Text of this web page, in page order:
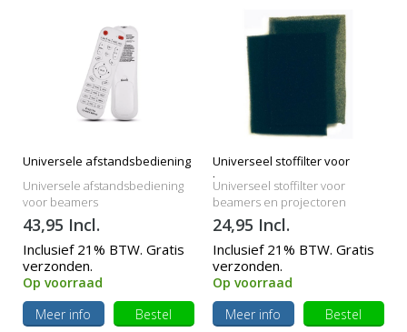
Universele afstandsbediening
Universele afstandsbediening
voor beamers
43,95 Incl.
Inclusief 21% BTW. Gratis
verzonden.
Op voorraad
Meer info
Bestel
Universeel stoffilter voor
beamers
Universeel stoffilter voor
beamers en projectoren
24,95 Incl.
Inclusief 21% BTW. Gratis
verzonden.
Op voorraad
Meer info
Bestel